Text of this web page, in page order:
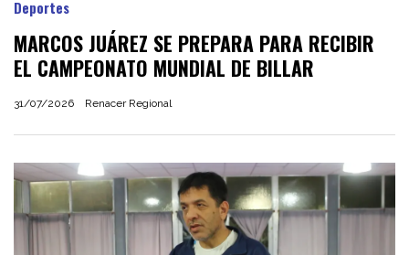
MARCOS JUÁREZ SE PREPARA PARA RECIBIR
EL CAMPEONATO MUNDIAL DE BILLAR
Renacer Regional
Deportes
31/07/2026